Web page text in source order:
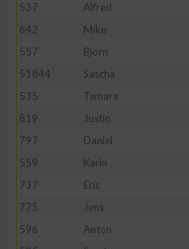
537
Alfred
642
Mike
557
Björn
51844
Sascha
535
Tamara
819
Justin
797
Daniel
559
Karin
737
Eric
775
Jens
596
Anton